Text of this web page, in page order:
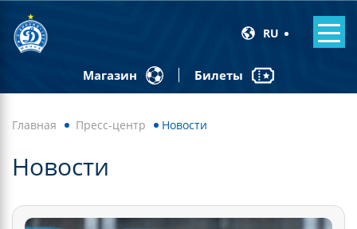
RU
Магазин Билеты
Главная Пресс-центр Новости
Новости